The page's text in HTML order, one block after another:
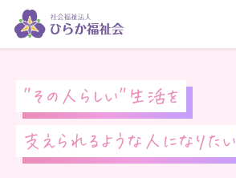
"その人らしい"生活を
支えられるような人になりたい